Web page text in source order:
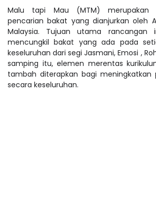
Malu tapi Mau (MTM) merupakan
pencarian bakat yang dianjurkan oleh
Malaysia. Tujuan utama rancangan
mencungkil bakat yang ada pada
keseluruhan dari segi Jasmani, Emosi ,
samping itu, elemen merentas
tambah diterapkan bagi meningkatkan
secara keseluruhan.